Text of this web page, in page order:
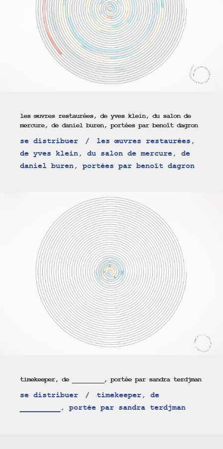
les œuvres restaurées, de yves klein, du salon de
mercure, de daniel buren, portées par benoît dagron
se distribuer
les œuvres restaurées,
de yves klein, du salon de mercure, de
daniel buren, portées par benoît dagron
timekeeper, de _________, portée par sandra terdjman
se distribuer
timekeeper, de
_________, portée par sandra terdjman